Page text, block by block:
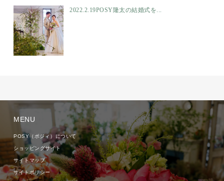
2022.2.19POSY隆太の結婚式を...
MENU
POSY（ポジィ）について
ショッピングサイト
サイトマップ
サイトポリシー